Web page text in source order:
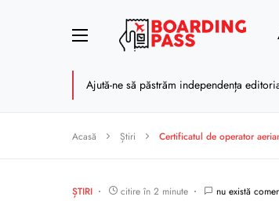
Ajută-ne să păstrăm independența
Acasă Știri Certificatul de operator
ȘTIRI citire în 2 minute nu există